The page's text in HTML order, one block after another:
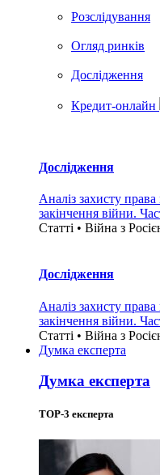
Розслідування
Огляд ринків
Дослідження
Кредит-онлайн
Дослідження
Аналіз захисту права
закінчення війни.
Статті • Війна з
Дослідження
Аналіз захисту права
закінчення війни.
Статті • Війна з
Думка експерта
Думка експерта
TOP-3 експерта